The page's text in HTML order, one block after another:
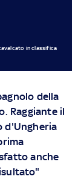
in classifica
della
Raggiante il
d'Ungheria
anche